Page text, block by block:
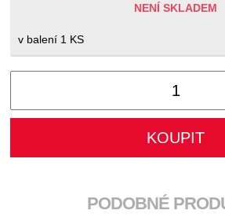
NENÍ SKLADEM
1 KS
PODOBNÉ